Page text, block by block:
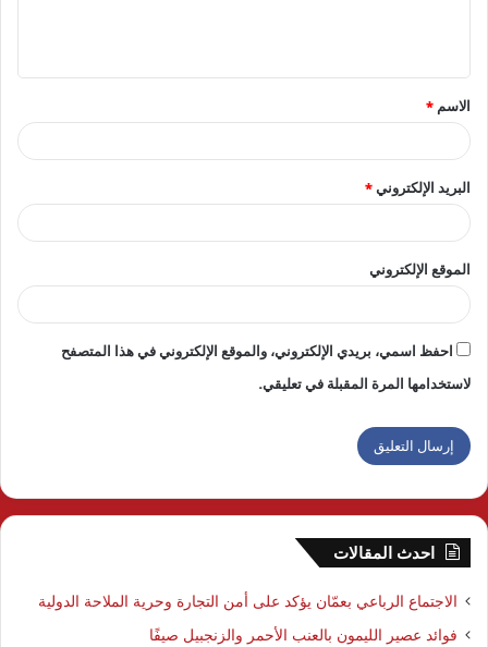
ق
*
الاسم *
البريد الإلكتروني*
الموقع الإلكتروني
احفظ اسمي، بريدي الإلكتروني، والموقع الإلكتروني في هذا المتصفح
لاستخدامها المرة المقبلة في تعليقي.
احدث المقالات
الاجتماع الرباعي بعمّان يؤكد على أمن التجارة وحرية الملاحة الدولية
فوائد عصير الليمون بالعنب الأحمر والزنجبيل صيفًا